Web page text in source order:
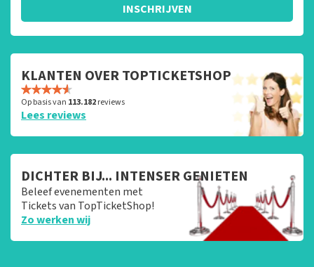
INSCHRIJVEN
KLANTEN OVER TOPTICKETSHOP
Op basis van 113.182reviews
Lees reviews
DICHTER BIJ... INTENSER GENIETEN
Beleef evenementen met
Tickets van TopTicketShop!
Zo werken wij